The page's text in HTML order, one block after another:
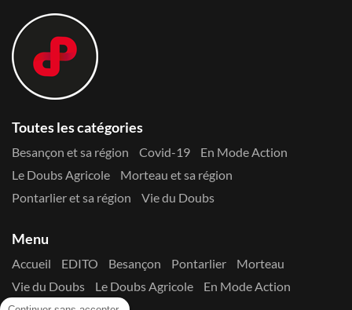
Toutes les catégories
Besançon et sa région Covid-19
En Mode Action
Le Doubs Agricole
Morteau et sa région
Pontarlier et sa région
Vie du Doubs
Menu
Accueil EDITO Besançon Pontarlier
Morteau
Vie du Doubs
Le Doubs Agricole
En Mode Action